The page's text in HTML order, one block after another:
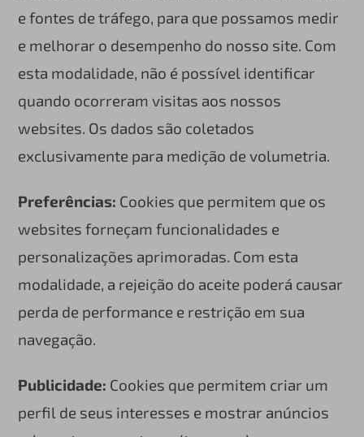
e fontes de tráfego, para que possamos medir
e melhorar o desempenho do nosso site. Com
esta modalidade, não é possível identificar
quando ocorreram visitas aos nossos
websites. Os dados são coletados
exclusivamente para medição de volumetria.
Preferências: Cookies que permitem que os
websites forneçam funcionalidades e
personalizações aprimoradas. Com esta
modalidade, a rejeição do aceite poderá causar
perda de performance e restrição em sua
navegação.
Publicidade: Cookies que permitem criar um
perfil de seus interesses e mostrar anúncios